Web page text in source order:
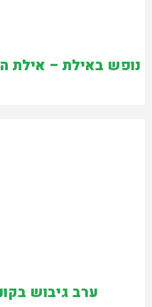
נופש באילת – אילת
ערב גיבוש